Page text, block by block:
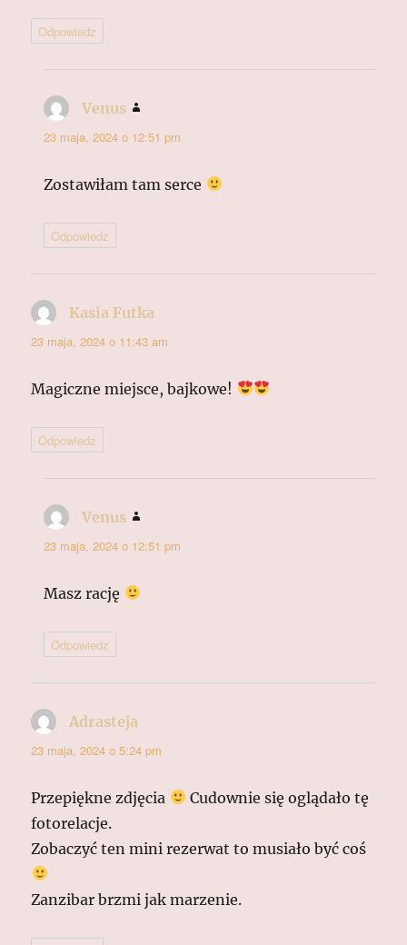
Odpowiedz
Venus
23 maja, 2024 o 12:51 pm
Zostawiłam tam serce
Odpowiedz
Kasia Futka
23 maja, 2024 o 11:43 am
Magiczne miejsce, bajkowe!
Odpowiedz
Venus
23 maja, 2024 o 12:51 pm
Masz rację
Odpowiedz
Adrasteja
23 maja, 2024 o 5:24 pm
Przepiękne zdjęcia
Cudownie się oglądało tę
fotorelacje.
Zobaczyć ten mini rezerwat to musiało być coś
Zanzibar brzmi jak marzenie.